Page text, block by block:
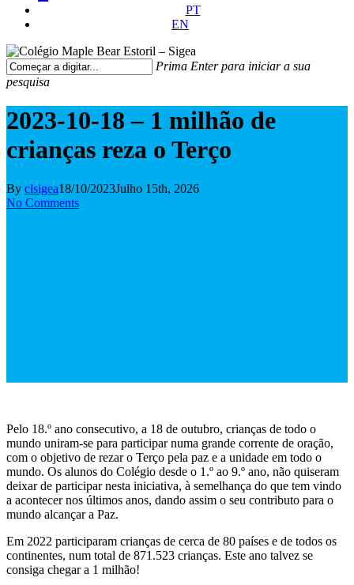
PT
EN
Prima Enter para iniciar a sua
pesquisa
Pesquisa
2023-10-18 – 1 milhão de
crianças reza o Terço
By clsigea18/10/2023Julho 15th, 2026
No Comments
Pelo 18.º ano consecutivo, a 18 de outubro, crianças de todo o
mundo uniram-se para participar numa grande corrente de oração,
com o objetivo de rezar o Terço pela paz e a unidade em todo o
mundo. Os alunos do Colégio desde o 1.º ao 9.º ano, não quiseram
deixar de participar nesta iniciativa, à semelhança do que tem vindo
a acontecer nos últimos anos, dando assim o seu contributo para o
mundo alcançar a Paz.
Em 2022 participaram crianças de cerca de 80 países e de todos os
continentes, num total de 871.523 crianças. Este ano talvez se
consiga chegar a 1 milhão!